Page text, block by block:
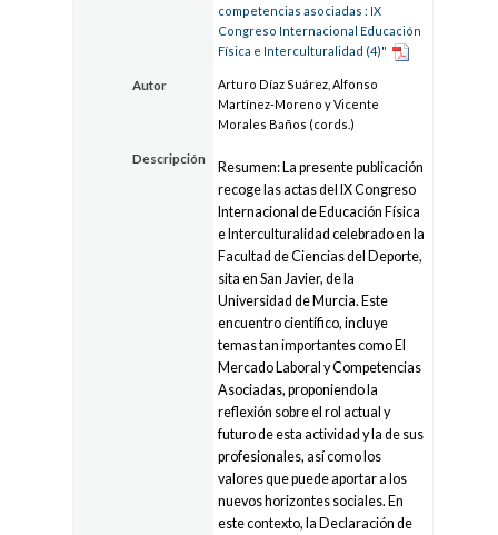
competencias asociadas : IX
Congreso Internacional Educación
Física e Interculturalidad (4)"
Autor
Arturo Díaz Suárez, Alfonso
Martínez-Moreno y Vicente
Morales Baños (cords.)
Descripción
Resumen: La presente publicación
recoge las actas del IX Congreso
Internacional de Educa­ción Física
e Interculturalidad celebrado en la
Facultad de Ciencias del Deporte,
sita en San Javier, de la
Universidad de Murcia. Este
encuentro científico, incluye
temas tan importantes como El
Mercado Laboral y Competencias
Asociadas, proponiendo la
reflexión sobre el rol actual y
futuro de esta actividad y la de sus
profesionales, así como los
valores que puede aportar a los
nuevos horizontes sociales. En
este contexto, la Declaración de